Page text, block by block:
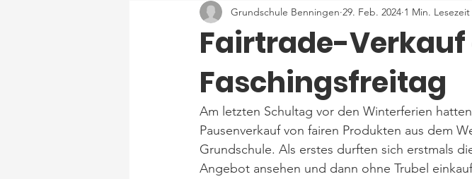
Fairtrade-Verkauf
Faschingsfreitag
Grundschule Benningen 29. Feb. 2024 1 Min. Lesezeit
Am letzten Schultag vor den Winterferien
Pausenverkauf von fairen Produkten aus dem
Grundschule. Als erstes durften sich erstmals
Angebot ansehen und dann ohne Trubel